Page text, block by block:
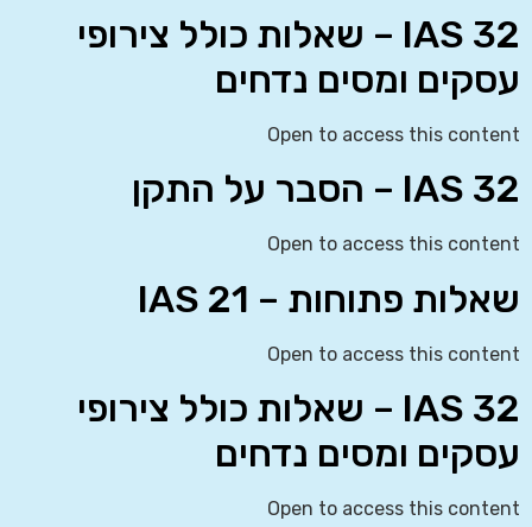
IAS 32 – שאלות כולל צירופי
עסקים ומסים נדחים
Open to access this content
IAS 32 – הסבר על התקן
Open to access this content
שאלות פתוחות – IAS 21
Open to access this content
IAS 32 – שאלות כולל צירופי
עסקים ומסים נדחים
Open to access this content